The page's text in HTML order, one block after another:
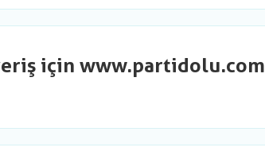
için www.partidolu.com